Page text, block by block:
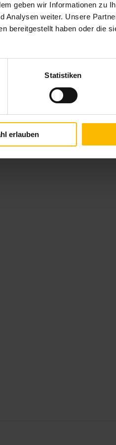
geben wir Informationen zu
Analysen weiter. Unsere
bereitgestellt haben oder die
Statistiken
erlauben
optisch reizvoll Ihre
einfacher Montage
sie maximalen
oder vor Regalen sind sie
Wahl. Sie sehen, Ihrer